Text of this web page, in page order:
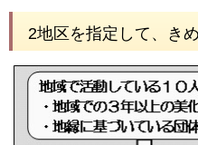
2地区を指定して、き